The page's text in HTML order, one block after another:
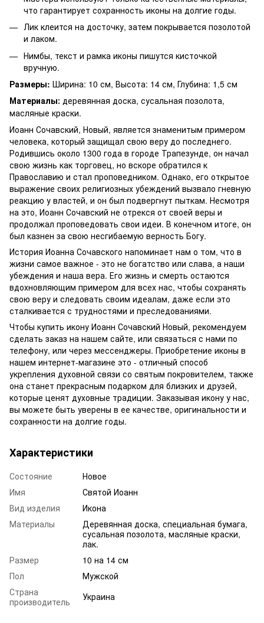
что гарантирует сохранность иконы на долгие годы.
Лик клеится на досточку, затем покрывается позолотой
и лаком.
Нимбы, текст и рамка иконы пишутся кисточкой
вручную.
Размеры: Ширина: 10 см, Высота: 14 см, Глубина: 1,5 см
Материалы: деревянная доска, сусальная позолота,
масляные краски.
Иоанн Сочавский, Новый, является знаменитым примером
человека, который защищал свою веру до последнего.
Родившись около 1300 года в городе Трапезунде, он начал
свою жизнь как торговец, но вскоре обратился к
Православию и стал проповедником. Однако, его открытое
выражение своих религиозных убеждений вызвало гневную
реакцию у властей, и он был подвергнут пыткам. Несмотря
на это, Иоанн Сочавский не отрекся от своей веры и
продолжал проповедовать свои идеи. В конечном итоге, он
был казнен за свою несгибаемую верность Богу.
История Иоанна Сочавского напоминает нам о том, что в
жизни самое важное - это не богатство или слава, а наши
убеждения и наша вера. Его жизнь и смерть остаются
вдохновляющим примером для всех нас, чтобы сохранять
свою веру и следовать своим идеалам, даже если это
сталкивается с трудностями и преследованиями.
Чтобы купить икону Иоанн Сочавский Новый, рекомендуем
сделать заказ на нашем сайте, или связаться с нами по
телефону, или через мессенджеры. Приобретение иконы в
нашем интернет-магазине это - отличный способ
укрепления духовной связи со святым покровителем, также
она станет прекрасным подарком для близких и друзей,
которые ценят духовные традиции. Заказывая икону у нас,
вы можете быть уверены в ее качестве, оригинальности и
сохранности на долгие годы.
Характеристики
Состояние
Новое
Имя
Святой Иоанн
Вид изделия
Икона
Материалы
Деревянная доска, специальная бумага,
сусальная позолота, масляные краски,
лак.
Размер
10 на 14 см
Пол
Мужской
Страна
производитель
Украина